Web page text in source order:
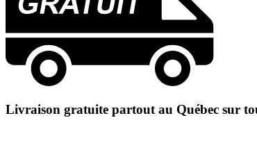
Livraison gratuite partout au Québec sur